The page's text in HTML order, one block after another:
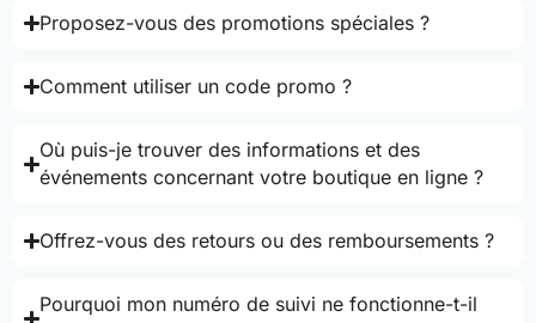
Proposez-vous des promotions spéciales ?
Comment utiliser un code promo ?
Où puis-je trouver des informations et des
événements concernant votre boutique en ligne ?
Offrez-vous des retours ou des remboursements ?
Pourquoi mon numéro de suivi ne fonctionne-t-il